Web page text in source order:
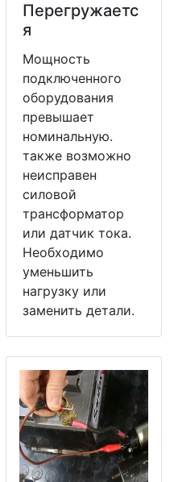
Перегружаетс
я
Мощность
подключенного
оборудования
превышает
номинальную.
также возможно
неисправен
силовой
трансформатор
или датчик тока.
Необходимо
уменьшить
нагрузку или
заменить детали.